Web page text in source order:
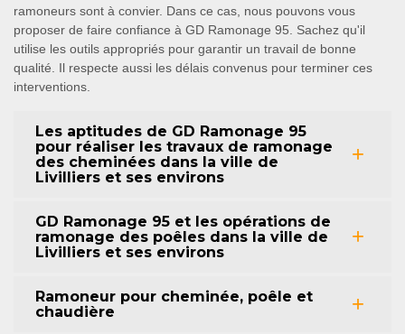
ramoneurs sont à convier. Dans ce cas, nous pouvons vous
proposer de faire confiance à GD Ramonage 95. Sachez qu'il
utilise les outils appropriés pour garantir un travail de bonne
qualité. Il respecte aussi les délais convenus pour terminer ces
interventions.
Les aptitudes de GD Ramonage 95
pour réaliser les travaux de ramonage
des cheminées dans la ville de
Livilliers et ses environs
GD Ramonage 95 et les opérations de
ramonage des poêles dans la ville de
Livilliers et ses environs
Ramoneur pour cheminée, poêle et
chaudière